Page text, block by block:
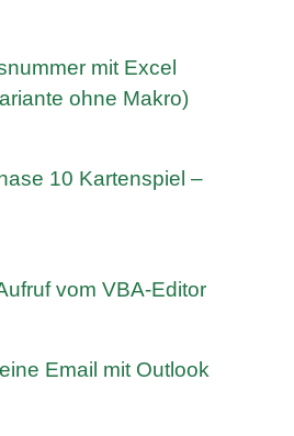
mit Excel
ohne Makro)
10 Kartenspiel –
vom VBA-Editor
Email mit Outlook